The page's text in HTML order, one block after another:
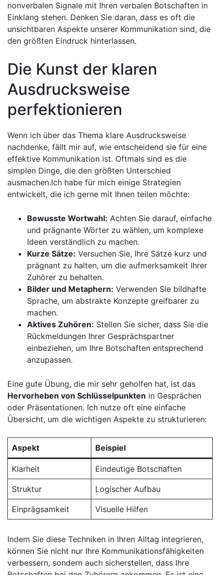
nonverbalen Signale mit‍ Ihren verbalen Botschaften in
Einklang stehen.​ Denken Sie daran,⁤ dass es oft die
unsichtbaren Aspekte ‍unserer Kommunikation sind, die
den größten Eindruck hinterlassen.
Die Kunst der klaren
Ausdrucksweise
perfektionieren
Wenn ich über das⁣ Thema klare ⁤Ausdrucksweise
nachdenke, fällt mir auf, wie⁣ entscheidend sie für eine
effektive Kommunikation ist. Oftmals sind es die⁤
simplen Dinge, die den größten Unterschied
ausmachen.Ich habe für mich einige Strategien
entwickelt, die ‌ich gerne⁢ mit Ihnen teilen möchte:
Bewusste Wortwahl: Achten Sie darauf, einfache⁣
und prägnante ‌Wörter zu wählen, um komplexe
Ideen verständlich zu‍ machen.
Kurze Sätze: Versuchen Sie,⁤ Ihre Sätze kurz und
prägnant zu halten, um die aufmerksamkeit Ihrer
Zuhörer zu behalten.
Bilder und Metaphern: Verwenden Sie bildhafte‌
Sprache, um abstrakte ⁣Konzepte greifbarer zu
machen.
Aktives Zuhören: Stellen Sie sicher, dass Sie die
Rückmeldungen ​Ihrer Gesprächspartner
einbeziehen, um Ihre Botschaften entsprechend
anzupassen.
Eine gute Übung, die mir sehr geholfen hat, ist das
Hervorheben ⁢von Schlüsselpunkten in ⁢Gesprächen‍
oder Präsentationen. Ich nutze oft eine einfache
Übersicht, ⁤um‌ die wichtigen Aspekte zu ‍strukturieren:
Aspekt Beispiel
Klarheit Eindeutige Botschaften
Struktur Logischer Aufbau
Einprägsamkeit Visuelle Hilfen
Indem⁣ Sie⁤ diese Techniken in Ihren Alltag ‌integrieren,
können Sie nicht ‌nur Ihre Kommunikationsfähigkeiten
verbessern, sondern auch sicherstellen, dass Ihre